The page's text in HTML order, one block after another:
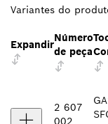
Variantes do
Expandir
Número
de peça
2 607
002